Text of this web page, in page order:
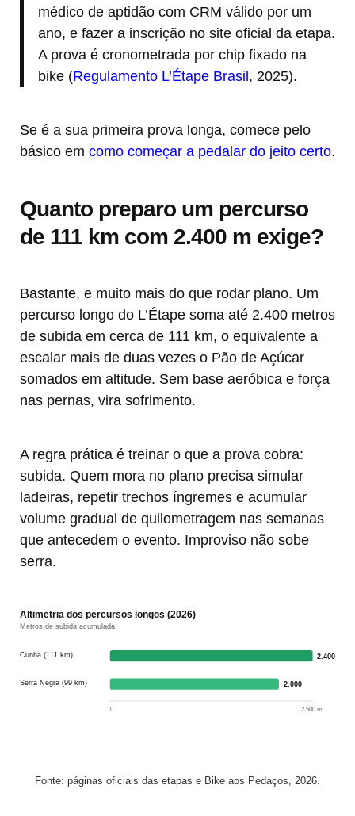
médico de aptidão com CRM válido por um
ano, e fazer a inscrição no site oficial da etapa.
A prova é cronometrada por chip fixado na
bike (Regulamento L’Étape Brasil, 2025).
Se é a sua primeira prova longa, comece pelo
básico em como começar a pedalar do jeito certo.
Quanto preparo um percurso
de 111 km com 2.400 m exige?
Bastante, e muito mais do que rodar plano. Um
percurso longo do L’Étape soma até 2.400 metros
de subida em cerca de 111 km, o equivalente a
escalar mais de duas vezes o Pão de Açúcar
somados em altitude. Sem base aeróbica e força
nas pernas, vira sofrimento.
A regra prática é treinar o que a prova cobra:
subida. Quem mora no plano precisa simular
ladeiras, repetir trechos íngremes e acumular
volume gradual de quilometragem nas semanas
que antecedem o evento. Improviso não sobe
serra.
Altimetria dos percursos longos (2026)
Metros de subida acumulada
Cunha (111 km) 2.400
Serra Negra (99 km) 2.000
0 2.500 m
Fonte: páginas oficiais das etapas e Bike aos Pedaços, 2026.